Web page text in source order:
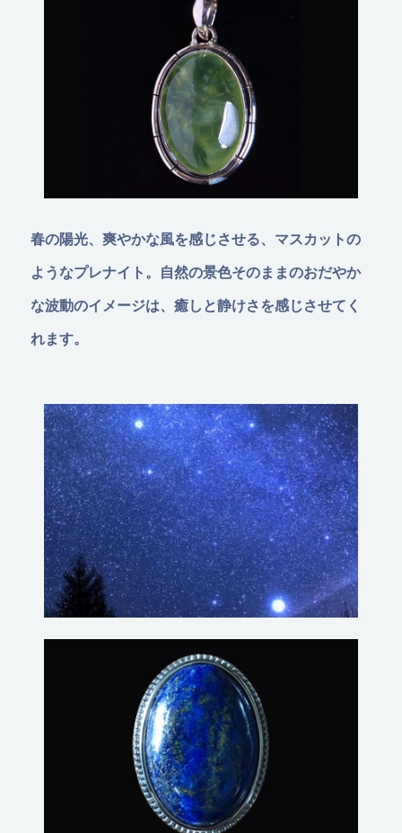
春の陽光、爽やかな風を感じさせる、マスカットの
ようなプレナイト。自然の景色そのままのおだやか
な波動のイメージは、癒しと静けさを感じさせてく
れます。